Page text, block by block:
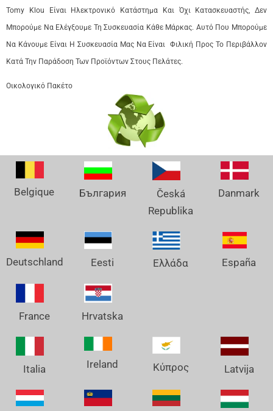
Tomy Klou Είναι Ηλεκτρονικό Κατάστημα Και Όχι Κατασκευαστής, Δεν
Μπορούμε Να Ελέγξουμε Τη Συσκευασία Κάθε Μάρκας. Αυτό Που Μπορούμε
Να Κάνουμε Είναι Η Συσκευασία Μας Να Είναι Φιλική Προς Το Περιβάλλον
Κατά Την Παράδοση Των Προϊόντων Στους Πελάτες.
Οικολογικό Πακέτο
Belgique България
Česká
Republika
Danmark
Deutschland Eesti Ελλάδα España
France Hrvatska
Italia Ireland Κύπρος Latvija